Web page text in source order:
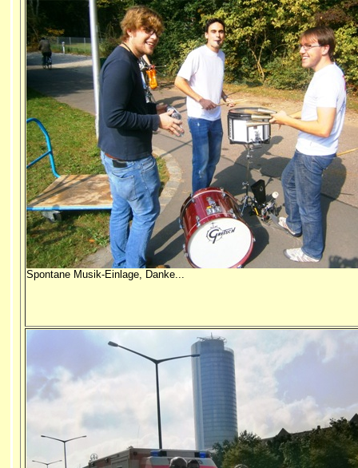
Spontane Musik-Einlage, Danke...